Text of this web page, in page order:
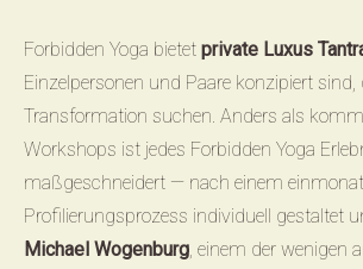
Forbidden Yoga bietet private Luxus
Einzelpersonen und Paare konzipiert sind,
Transformation suchen. Anders als
Workshops ist jedes Forbidden Yoga
maßgeschneidert — nach einem
Profilierungsprozess individuell gestaltet
Michael Wogenburg, einem der wenigen